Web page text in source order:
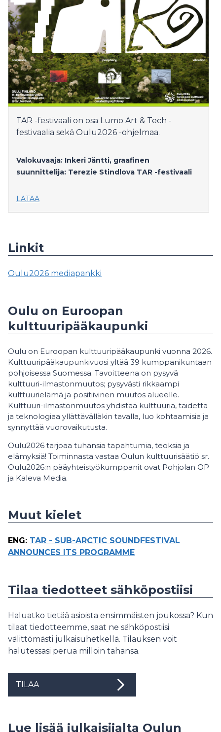
TAR -festivaali on osa Lumo Art & Tech -
festivaalia sekä Oulu2026 -ohjelmaa.
Valokuvaaja: Inkeri Jäntti, graafinen
suunnittelija: Terezie Stindlova TAR -festivaali
LATAA
Linkit
Oulu2026 mediapankki
Oulu on Euroopan
kulttuuripääkaupunki
Oulu on Euroopan kulttuuripääkaupunki vuonna 2026.
Kulttuuripääkaupunkivuosi yltää 39 kumppanikuntaan
pohjoisessa Suomessa. Tavoitteena on pysyvä
kulttuuri-ilmastonmuutos; pysyvästi rikkaampi
kulttuurielämä ja positiivinen muutos alueelle.
Kulttuuri-ilmastonmuutos yhdistää kulttuuria, taidetta
ja teknologiaa yllättävälläkin tavalla, luo kohtaamisia ja
synnyttää vuorovaikutusta.
Oulu2026 tarjoaa tuhansia tapahtumia, teoksia ja
elämyksiä! Toiminnasta vastaa Oulun kulttuurisäätiö sr.
Oulu2026:n pääyhteistyökumppanit ovat Pohjolan OP
ja Kaleva Media.
Muut kielet
ENG: TAR - SUB-ARCTIC SOUNDFESTIVAL
ANNOUNCES ITS PROGRAMME
Tilaa tiedotteet sähköpostiisi
Haluatko tietää asioista ensimmäisten joukossa? Kun
tilaat tiedotteemme, saat ne sähköpostiisi
välittömästi julkaisuhetkellä. Tilauksen voit
halutessasi perua milloin tahansa.
TILAA
Lue lisää julkaisijalta Oulun